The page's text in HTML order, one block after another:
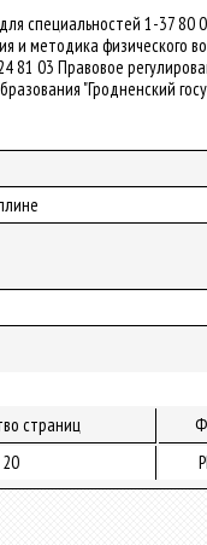
специальностей 1-37
методика физического
81 03 Правовое
"Гродненский
страниц
20